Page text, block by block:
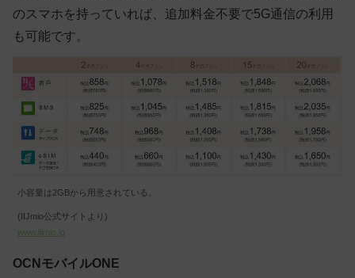
のスマホを持っていれば、追加料金不要で5G通信の利用
も可能です。
小容量は2GBから用意されている。
(IIJmio公式サイトより)
www.iijmio.jp
OCNモバイルONE